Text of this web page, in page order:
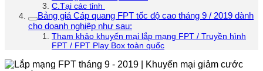
C.Tại các tỉnh
Bảng giá Cáp quang FPT tốc độ cao tháng 9 / 2019 dành
cho doanh nghiệp như sau:
Tham khảo khuyến mại lắp mạng FPT / Truyền hình
FPT / FPT Play Box toàn quốc